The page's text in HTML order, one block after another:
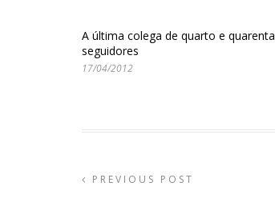
A última colega de quarto e quarenta
seguidores
17/04/2012
PREVIOUS POST